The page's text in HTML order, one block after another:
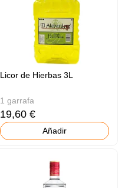
Licor de Hierbas 3L
1 garrafa
19,60 €
Añadir